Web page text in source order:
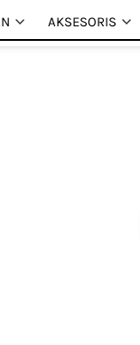
AKSESORIS
AKSESORIS